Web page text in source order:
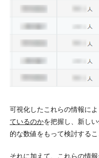
可視化したこれらの情報によ
ているのかを把握し、新し
的な数値をもって検討するこ
それに加えて、これらの情